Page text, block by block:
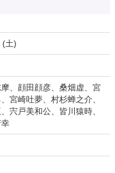
(土)
、顔田顔彦、桑畑虚、宮
宮崎吐夢、村杉蝉之介、
宍戸美和公、皆川猿時、